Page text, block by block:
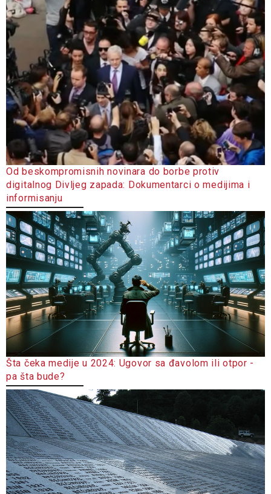
Od beskompromisnih novinara do borbe protiv
digitalnog Divljeg zapada: Dokumentarci o medijima i
informisanju
Šta čeka medije u 2024: Ugovor sa đavolom ili otpor -
pa šta bude?